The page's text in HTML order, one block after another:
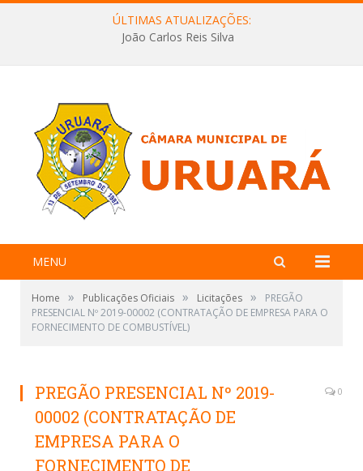
ÚLTIMAS ATUALIZAÇÕES:
João Carlos Reis Silva
MENU
Home » Publicações Oficiais » Licitações »
PREGÃO
PRESENCIAL Nº 2019-00002 (CONTRATAÇÃO DE EMPRESA PARA O
FORNECIMENTO DE COMBUSTÍVEL)
PREGÃO PRESENCIAL Nº 2019-
00002 (CONTRATAÇÃO DE
EMPRESA PARA O
FORNECIMENTO DE
0